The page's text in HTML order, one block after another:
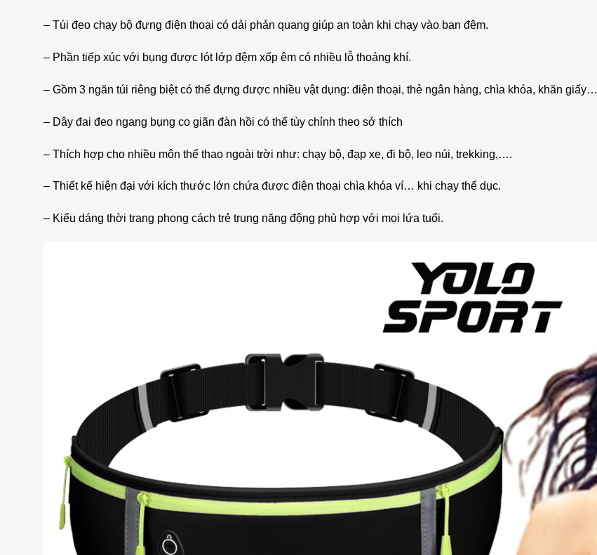
– Túi đeo chạy bộ đựng điện thoại có dải phản quang giúp an toàn khi chạy vào ban đêm.
– Phần tiếp xúc với bụng được lót lớp đệm xốp êm có nhiều lỗ thoáng khí.
– Gồm 3 ngăn túi riêng biệt có thể đựng được nhiều vật dụng: điện thoại, thẻ ngân hàng, chìa khóa, khăn giấy…
– Dây đai đeo ngang bụng co giãn đàn hồi có thể tùy chỉnh theo sở thích
– Thích hợp cho nhiều môn thể thao ngoài trời như: chạy bộ, đạp xe, đi bộ, leo núi, trekking,….
– Thiết kế hiện đại với kích thước lớn chứa được điện thoại chìa khóa ví… khi chạy thể dục.
– Kiểu dáng thời trang phong cách trẻ trung năng động phù hợp với mọi lứa tuổi.